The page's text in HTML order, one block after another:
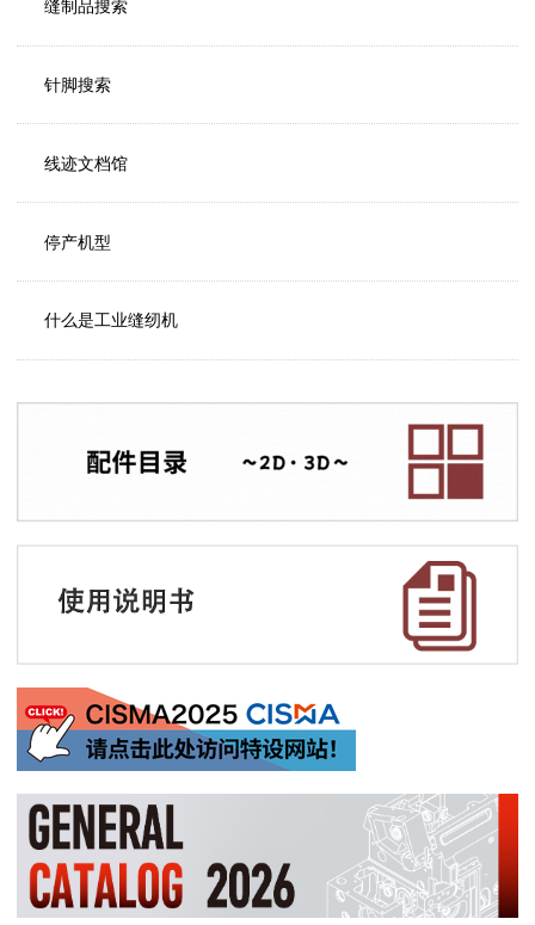
缝制品搜索
针脚搜索
线迹文档馆
停产机型
什么是工业缝纫机